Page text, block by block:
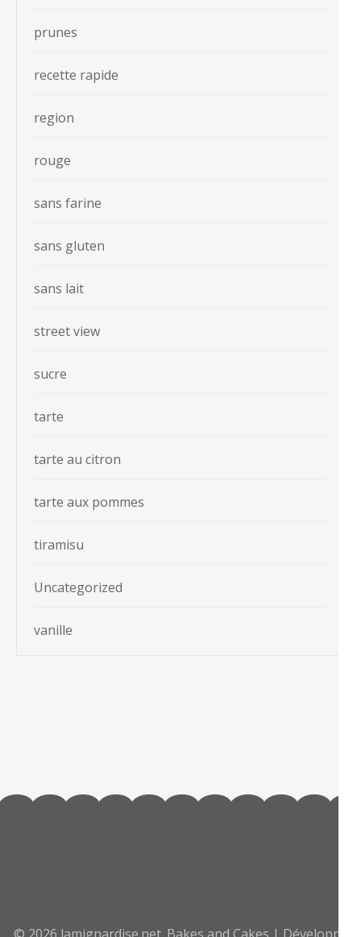
prunes
recette rapide
region
rouge
sans farine
sans gluten
sans lait
street view
sucre
tarte
tarte au citron
tarte aux pommes
tiramisu
Uncategorized
vanille